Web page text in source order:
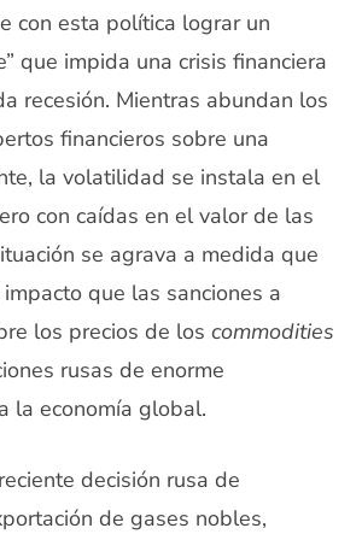
con esta política lograr un
que impida una crisis financiera
recesión. Mientras abundan los
financieros sobre una
la volatilidad se instala en el
con caídas en el valor de las
se agrava a medida que
que las sanciones a
los precios de los commodities
rusas de enorme
la economía global.
decisión rusa de
de gases nobles,